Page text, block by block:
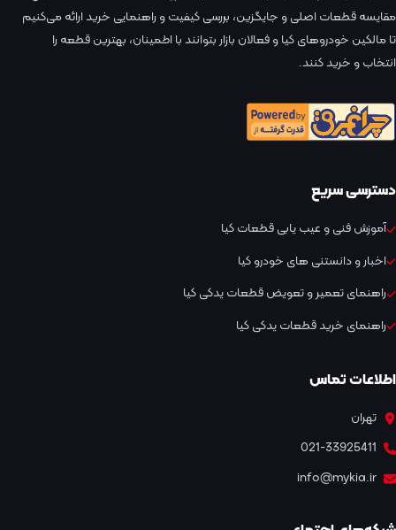
مقایسه قطعات اصلی و جایگزین، بررسی کیفیت و راهنمایی خرید ارائه می‌کنیم
تا مالکین خودروهای کیا و فعالان بازار بتوانند با اطمینان، بهترین قطعه را
انتخاب و خرید کنند.
دسترسی سریع
آموزش فنی و عیب یابی قطعات کیا
اخبار و دانستنی های خودرو کیا
راهنمای تعمیر و تعویض قطعات یدکی کیا
راهنمای خرید قطعات یدکی کیا
اطلاعات تماس
تهران
021-33925411
info@mykia.ir